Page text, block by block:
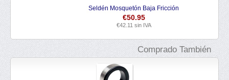
Seldén Mosquetón Baja Fricción
50.95
sin IVA
Comprado También